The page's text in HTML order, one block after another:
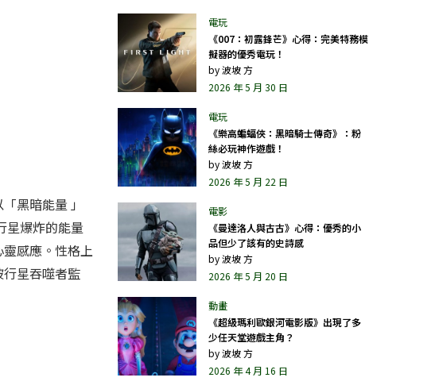
黑暗能量 」
星爆炸的能量
感應。性格上
星吞噬者監
《007：初露鋒芒》心得：完美特務模
擬器的優秀電玩！
by波坡 方
2026 年 5 月 30 日
《樂高蝙蝠俠：黑暗騎士傳奇》：粉
絲必玩神作遊戲！
by波坡 方
2026 年 5 月 22 日
《曼達洛人與古古》心得：優秀的小
品但少了該有的史詩感
by波坡 方
2026 年 5 月 20 日
《超級瑪利歐銀河電影版》出現了多
少任天堂遊戲主角？
by波坡 方
2026 年 4 月 16 日